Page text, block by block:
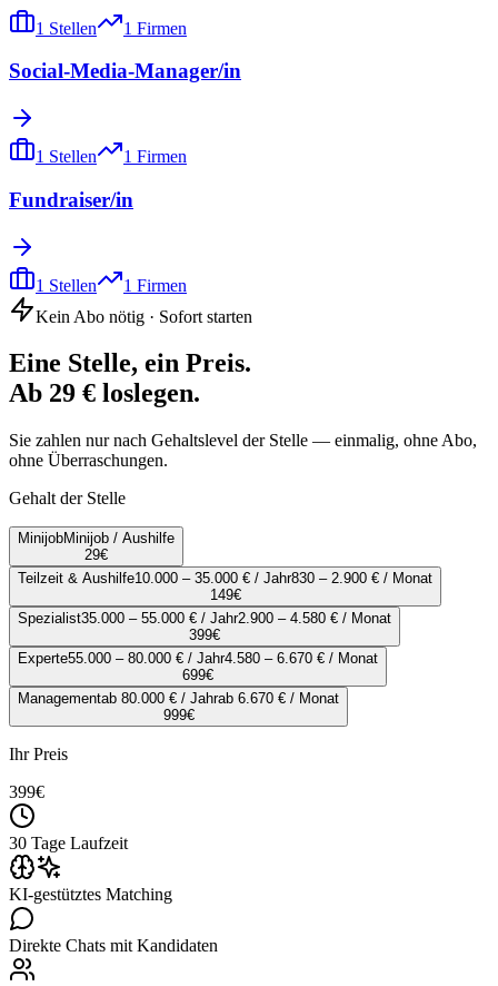
1 Stellen 1 Firmen
Social-Media-Manager/in
1 Stellen 1 Firmen
Fundraiser/in
1 Stellen 1 Firmen
Kein Abo nötig · Sofort starten
Eine Stelle, ein Preis.
Ab 29 € loslegen.
Sie zahlen nur nach Gehaltslevel der Stelle — einmalig, ohne Abo,
ohne Überraschungen.
Gehalt der Stelle
MinijobMinijob / Aushilfe
29€
Teilzeit & Aushilfe10.000 – 35.000 € / Jahr830 – 2.900 € / Monat
149€
Spezialist35.000 – 55.000 € / Jahr2.900 – 4.580 € / Monat
399€
Experte55.000 – 80.000 € / Jahr4.580 – 6.670 € / Monat
699€
Managementab 80.000 € / Jahrab 6.670 € / Monat
999€
Ihr Preis
399€
30 Tage Laufzeit
KI-gestütztes Matching
Direkte Chats mit Kandidaten